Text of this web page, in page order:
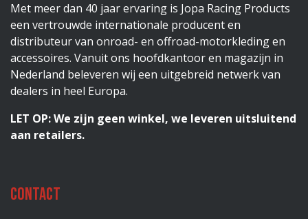
Met meer dan 40 jaar ervaring is Jopa Racing Products
een vertrouwde internationale producent en
distributeur van onroad- en offroad-motorkleding en
accessoires. Vanuit ons hoofdkantoor en magazijn in
Nederland beleveren wij een uitgebreid netwerk van
dealers in heel Europa.
LET OP: We zijn geen winkel, we leveren uitsluitend
aan retailers.
Contact